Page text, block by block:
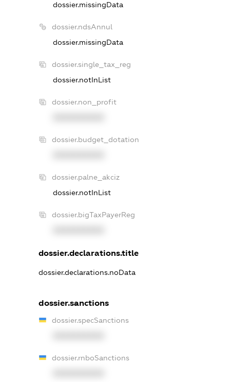
dossier.missingData
dossier.ndsAnnul
dossier.missingData
dossier.single_tax_reg
dossier.notInList
dossier.non_profit
dossier.budget_dotation
dossier.palne_akciz
dossier.notInList
dossier.bigTaxPayerReg
dossier.declarations.title
dossier.declarations.noData
dossier.sanctions
dossier.specSanctions
dossier.rnboSanctions